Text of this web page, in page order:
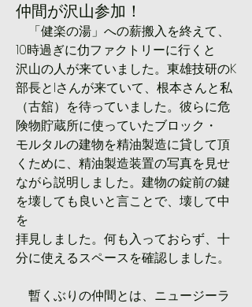
仲間が沢山参加！
「健楽の湯」への薪搬入を終えて、
10時過ぎに仂ファクトリーに行くと
沢山の人が来ていました。東雄技研のK
部長とIさんが来ていて、根本さんと私
（古舘）を待っていました。彼らに危
険物貯蔵所に使っていたブロック・
モルタルの建物を精油製造に貸して頂
くために、精油製造装置の写真を見せ
ながら説明しました。建物の錠前の鍵
を壊しても良いと言ことで、壊して中
を
拝見しました。何も入っておらず、十
分に使えるスペースを確認しました。
暫くぶりの仲間とは、ニュージーラ